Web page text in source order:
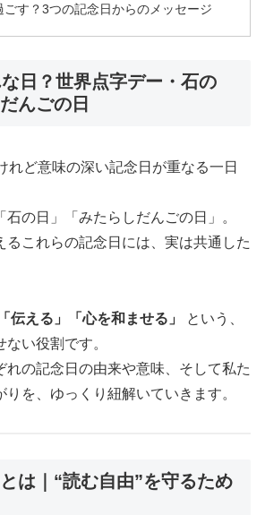
ごす？3つの記念日からのメッセージ
日？世界点字デー・石の
んごの日
れど意味の深い記念日が重なる一日
石の日」「みたらしだんごの日」。
るこれらの記念日には、実は共通した
伝える」「心を和ませる」
という、
い役割です。
れの記念日の由来や意味、そして私た
を、ゆっくり紐解いていきます。
は｜“読む自由”を守るため